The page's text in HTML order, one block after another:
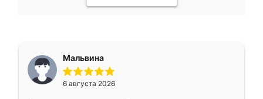
Мальвина
6 августа 2026